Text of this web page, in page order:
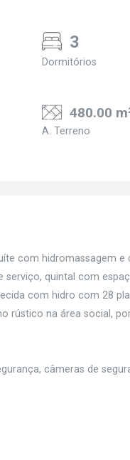
3
Dormitórios
480.00
A. Terreno
com hidromassagem e
serviço, quintal com
com hidro com 28
rústico na área social,
câmeras de